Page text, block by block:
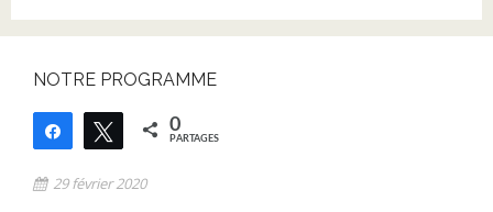
NOTRE PROGRAMME
Partagez Tweetez
0
PARTAGES
29 février 2020